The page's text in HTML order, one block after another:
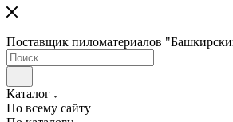
Поставщик пиломатериалов
Каталог
По всему сайту